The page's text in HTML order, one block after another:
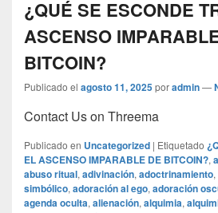
¿QUÉ SE ESCONDE
ASCENSO
BITCOIN?
Publicado el agosto 11, 2025poradmin—
Contact Us on Threema
Publicado en Uncategorized | Etiquetado
EL ASCENSO IMPARABLE DE BITCOIN?,
abuso ritual, adivinación, adoctrinamiento,
simbólico, adoración al ego, adoración
agenda oculta, alienación, alquimia,